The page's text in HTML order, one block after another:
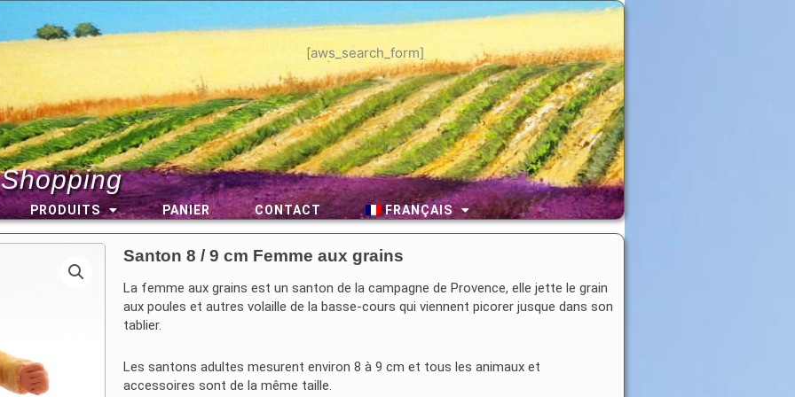
[aws_search_form]
PRODUITS PANIER CONTACT FRANÇAIS
Santon 8 / 9 cm Femme aux grains
La femme aux grains est un santon de la campagne de Provence, elle jette le grain
aux poules et autres volaille de la basse-cours qui viennent picorer jusque dans son
tablier.
Les santons adultes mesurent environ 8 à 9 cm et tous les animaux et
accessoires sont de la même taille.